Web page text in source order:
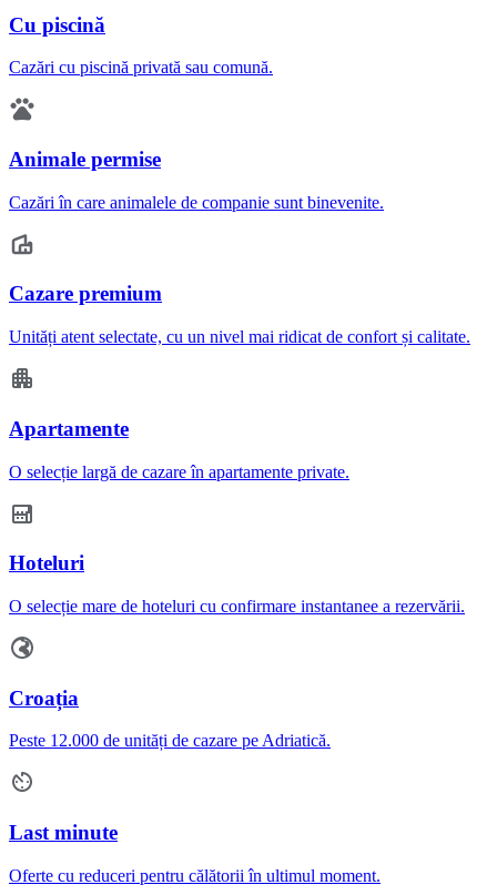
Cu piscină
Cazări cu piscină privată sau comună.
Animale permise
Cazări în care animalele de companie sunt binevenite.
Cazare premium
Unități atent selectate, cu un nivel mai ridicat de confort și calitate.
Apartamente
O selecție largă de cazare în apartamente private.
Hoteluri
O selecție mare de hoteluri cu confirmare instantanee a rezervării.
Croația
Peste 12.000 de unități de cazare pe Adriatică.
Last minute
Oferte cu reduceri pentru călătorii în ultimul moment.